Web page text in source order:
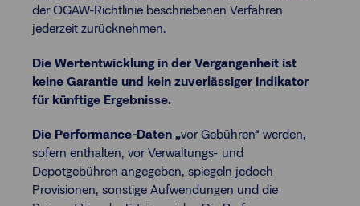
der OGAW-Richtlinie beschriebenen Verfahren
jederzeit zurücknehmen.
Die Wertentwicklung in der Vergangenheit ist
keine Garantie und kein zuverlässiger Indikator
für künftige Ergebnisse.
Die Performance-Daten „vor Gebühren“ werden,
sofern enthalten, vor Verwaltungs- und
Depotgebühren angegeben, spiegeln jedoch
Provisionen, sonstige Aufwendungen und die